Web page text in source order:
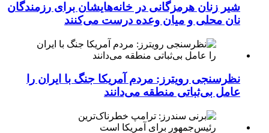
شیر زنان هرمزگانی در خانه‌هایشان برای رزمندگان
نان محلی و میان وعده درست می‌کنند
نظرسنجی رویترز: مردم آمریکا جنگ با ایران را
عامل بی‌ثباتی منطقه می‌دانند